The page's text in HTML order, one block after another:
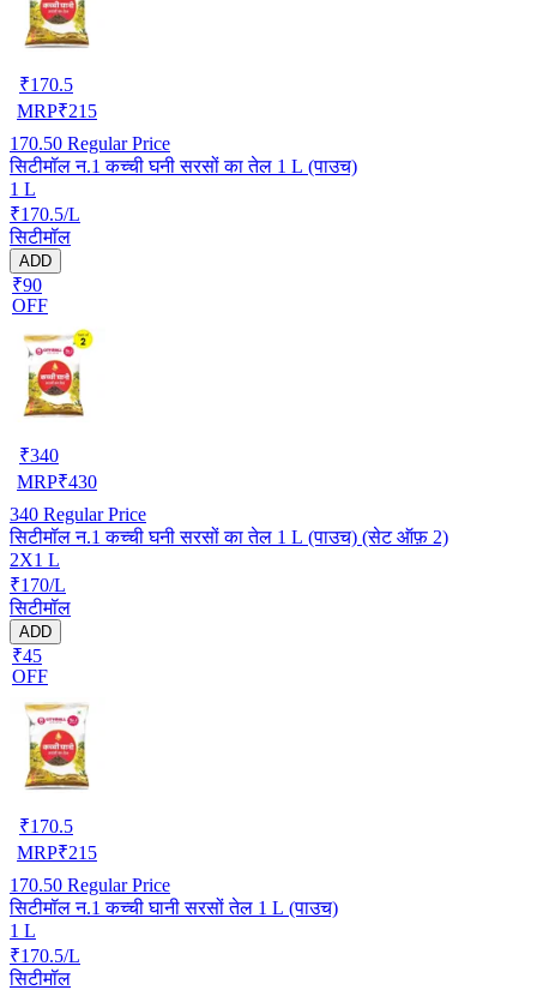
₹170.5
MRP₹215
170.50 Regular Price
सिटीमॉल न.1 कच्ची घनी सरसों का तेल 1 L (पाउच)
1 L
₹170.5/L
सिटीमॉल
ADD
₹90
OFF
₹340
MRP₹430
340 Regular Price
सिटीमॉल न.1 कच्ची घनी सरसों का तेल 1 L (पाउच) (सेट ऑफ़ 2)
2X1 L
₹170/L
सिटीमॉल
ADD
₹45
OFF
₹170.5
MRP₹215
170.50 Regular Price
सिटीमॉल न.1 कच्ची घानी सरसों तेल 1 L (पाउच)
1 L
₹170.5/L
सिटीमॉल